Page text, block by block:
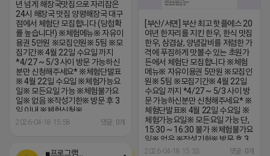
년 넘게 해장국맛집으로 자리잡은
24시 해장국 맛집 양평해장국 대구
점에서 체험단 모집합니다 (당첨확
률 높습니다!) ※체험메뉴※ 자유이
용권 5만원 ※모집인원※ 5팀 ※모
집기간※ 4월 22일 수요일 까지
*4/27 ~ 5/3 사이 방문 가능하신
분만 신청해주세요* ※체험단발표
※ 4월 22일 수요일 ※체험가능요
일※ 모든요일 가능 ※체험불가요
일※ 없음 ※작성기한※ 방문 후 3
일 이내 ※체험신청※
https://forms.gle/BXSVpnzbhSxznmdi9
과비용은 본인부담입니다.
2026-04-18 15:58 댓글: 0개
[부산/서면] 부산 최고 핫플에스 20
여년 한자리를 지킨 한우, 한식 맛집
한우, 삼겹살, 양념갈비를 저렴한 가
격에 푸짐하게 맛볼수 있는 초원가
든에서 체험단 모집합니다 ※체험
메뉴※ 자유이용권 5만원 ※모집인
원※ 5팀 ※모집기간※ 4월 22일
수요일 까지 *4/27 ~ 5/3 사이 방
문 가능하신분만 신청해주세요* ※
체험단발표※ 4월 22일 수요일 ※
체험가능요일※ 모든요일 가능 단,
15:30 ~ 16:30 불가 ※체험불가요
일※ 없음 ※작성기한※ 방문 후 3
일 이내 ※체험신청※
2026-04-18 15:33 댓글: 0개